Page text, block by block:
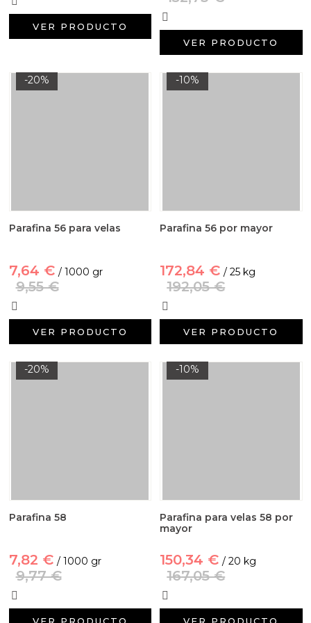
VER PRODUCTO
VER PRODUCTO
-20%
Parafina 56 para velas
7,64 € / 1000 gr
9,55 €
VER PRODUCTO
-10%
Parafina 56 por mayor
172,84 € / 25 kg
192,05 €
VER PRODUCTO
-20%
Parafina 58
7,82 € / 1000 gr
9,77 €
VER PRODUCTO
-10%
Parafina para velas 58 por
mayor
150,34 € / 20 kg
167,05 €
VER PRODUCTO